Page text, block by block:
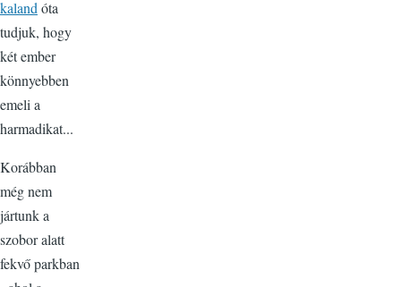
kalandóta
tudjuk, hogy
két ember
könnyebben
emeli a
harmadikat...
Korábban
még nem
jártunk a
szobor alatt
fekvő parkban